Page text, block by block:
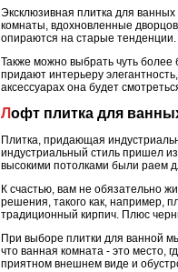
Эксклюзивная плитка для
комнаты, вдохновленные
опираются на старые тенденции.
Также можно выбрать чуть
придают интерьеру
аксессуарах она будет
Лофт плитка для
Плитка, придающая
индустриальный стиль пришел
высокими потолками были раем
К счастью, вам не обязательно
решения, такого как, например,
традиционный кирпич. Плюс
При выборе плитки для ванной
что ванная комната - это место,
приятном внешнем виде и